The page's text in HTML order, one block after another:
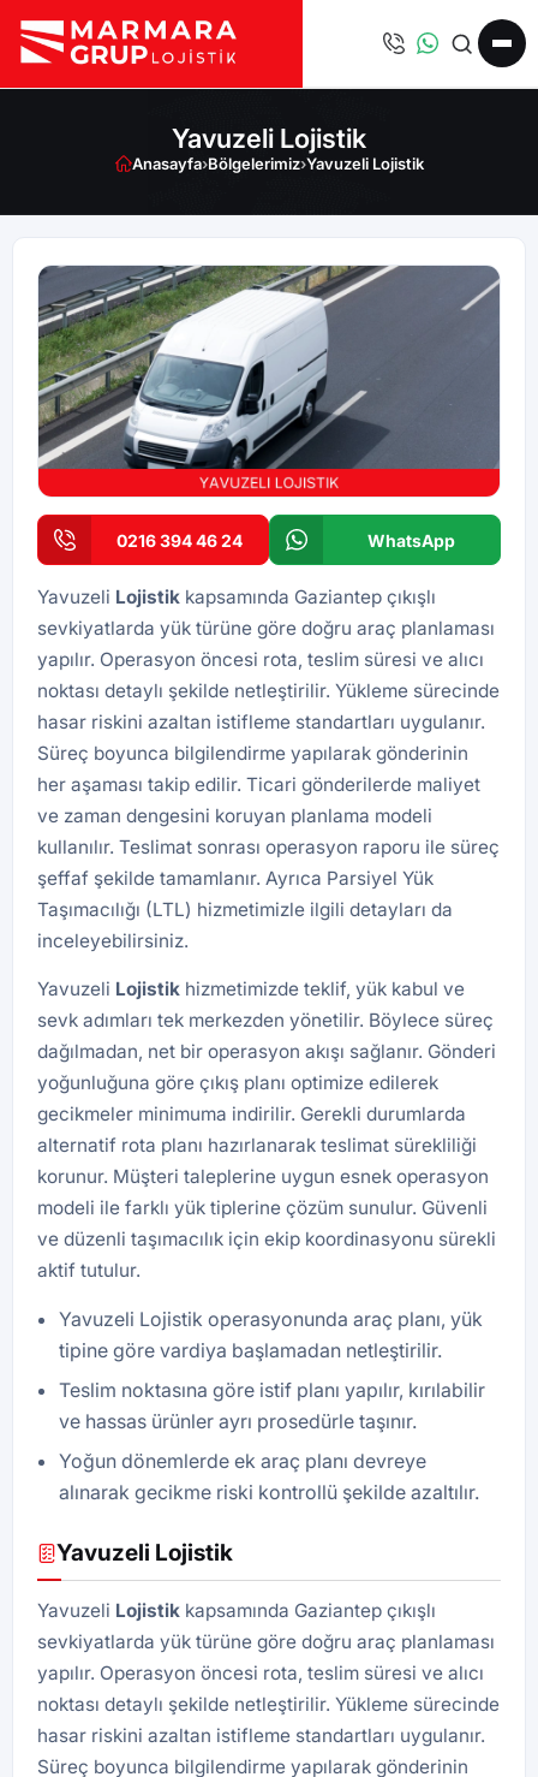
Yavuzeli Lojistik
Anasayfa›Bölgelerimiz›Yavuzeli Lojistik
0216 394 46 24 WhatsApp
Yavuzeli Lojistik kapsamında Gaziantep çıkışlı
sevkiyatlarda yük türüne göre doğru araç planlaması
yapılır. Operasyon öncesi rota, teslim süresi ve alıcı
noktası detaylı şekilde netleştirilir. Yükleme sürecinde
hasar riskini azaltan istifleme standartları uygulanır.
Süreç boyunca bilgilendirme yapılarak gönderinin
her aşaması takip edilir. Ticari gönderilerde maliyet
ve zaman dengesini koruyan planlama modeli
kullanılır. Teslimat sonrası operasyon raporu ile süreç
şeffaf şekilde tamamlanır. Ayrıca Parsiyel Yük
Taşımacılığı (LTL) hizmetimizle ilgili detayları da
inceleyebilirsiniz.
Yavuzeli Lojistik hizmetimizde teklif, yük kabul ve
sevk adımları tek merkezden yönetilir. Böylece süreç
dağılmadan, net bir operasyon akışı sağlanır. Gönderi
yoğunluğuna göre çıkış planı optimize edilerek
gecikmeler minimuma indirilir. Gerekli durumlarda
alternatif rota planı hazırlanarak teslimat sürekliliği
korunur. Müşteri taleplerine uygun esnek operasyon
modeli ile farklı yük tiplerine çözüm sunulur. Güvenli
ve düzenli taşımacılık için ekip koordinasyonu sürekli
aktif tutulur.
Yavuzeli Lojistik operasyonunda araç planı, yük
tipine göre vardiya başlamadan netleştirilir.
Teslim noktasına göre istif planı yapılır, kırılabilir
ve hassas ürünler ayrı prosedürle taşınır.
Yoğun dönemlerde ek araç planı devreye
alınarak gecikme riski kontrollü şekilde azaltılır.
Yavuzeli Lojistik
Yavuzeli Lojistik kapsamında Gaziantep çıkışlı
sevkiyatlarda yük türüne göre doğru araç planlaması
yapılır. Operasyon öncesi rota, teslim süresi ve alıcı
noktası detaylı şekilde netleştirilir. Yükleme sürecinde
hasar riskini azaltan istifleme standartları uygulanır.
Süreç boyunca bilgilendirme yapılarak gönderinin